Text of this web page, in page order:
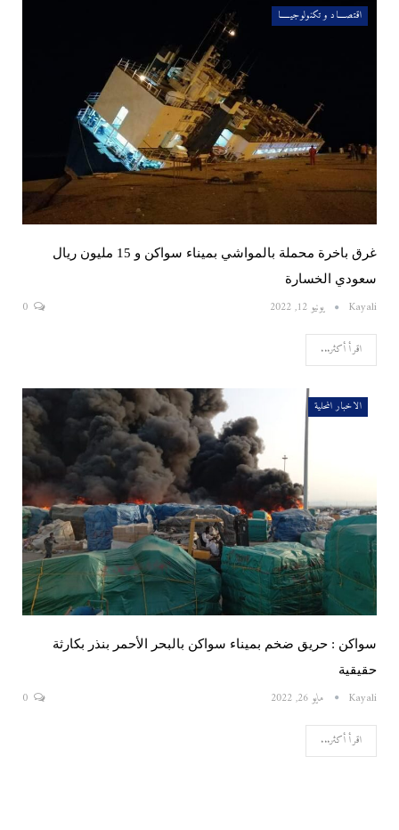
اقتصــــاد و تكنولوجيـــــا
غرق باخرة محملة بالمواشي بميناء سواكن و 15 مليون ريال
سعودي الخسارة
Kayali يونيو 12, 2022
اقرأ أكثر...
الاخبار المحلية
سواكن : حريق ضخم بميناء سواكن بالبحر الأحمر بنذر بكارثة
حقيقية
Kayali مايو 26, 2022
اقرأ أكثر...